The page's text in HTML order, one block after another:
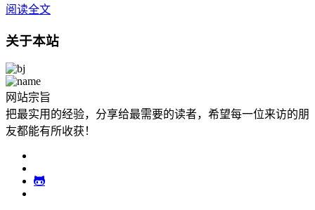
阅读全文
关于本站
网站宗旨
把最实用的经验，分享给最需要的读者，希望每一位来访的朋
友都能有所收获！